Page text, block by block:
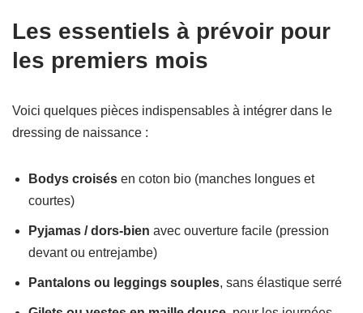
Les essentiels à prévoir pour
les premiers mois
Voici quelques pièces indispensables à intégrer dans le
dressing de naissance :
Bodys croisés en coton bio (manches longues et
courtes)
Pyjamas / dors-bien avec ouverture facile (pression
devant ou entrejambe)
Pantalons ou leggings souples, sans élastique serré